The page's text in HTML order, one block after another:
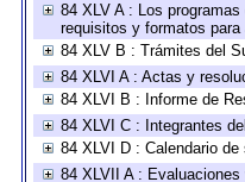
84 XLV A : Los
requisitos y formatos
84 XLV B : Trámites del
84 XLVI A : Actas y
84 XLVI B : Informe de
84 XLVI C : Integrantes
84 XLVI D : Calendario
84 XLVII A :